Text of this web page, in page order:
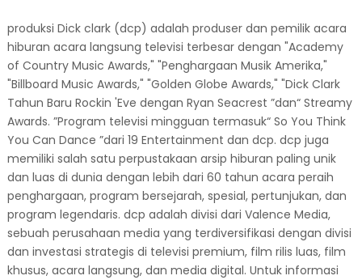
produksi Dick clark (dcp) adalah produser dan pemilik acara
hiburan acara langsung televisi terbesar dengan "Academy
of Country Music Awards," "Penghargaan Musik Amerika,"
"Billboard Music Awards," "Golden Globe Awards," "Dick Clark
Tahun Baru Rockin 'Eve dengan Ryan Seacrest ”dan“ Streamy
Awards. ”Program televisi mingguan termasuk“ So You Think
You Can Dance ”dari 19 Entertainment dan dcp. dcp juga
memiliki salah satu perpustakaan arsip hiburan paling unik
dan luas di dunia dengan lebih dari 60 tahun acara peraih
penghargaan, program bersejarah, spesial, pertunjukan, dan
program legendaris. dcp adalah divisi dari Valence Media,
sebuah perusahaan media yang terdiversifikasi dengan divisi
dan investasi strategis di televisi premium, film rilis luas, film
khusus, acara langsung, dan media digital. Untuk informasi